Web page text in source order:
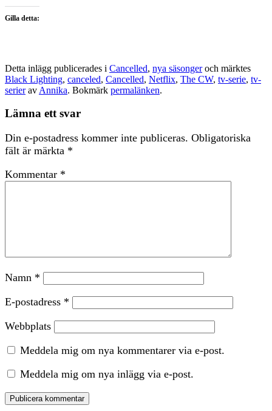
Gilla detta:
Detta inlägg publicerades i Cancelled, nya säsongeroch märktes
Black Lighting, canceled, Cancelled, Netflix, The CW, tv-serie, tv-
serierav Annika. Bokmärk permalänken.
Lämna ett svar
Din e-postadress kommer inte publiceras. Obligatoriska
fält är märkta *
Kommentar *
Namn *
E-postadress *
Webbplats
Meddela mig om nya kommentarer via e-post.
Meddela mig om nya inlägg via e-post.